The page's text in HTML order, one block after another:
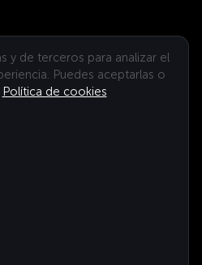
y de terceros para analizar el
Puedes aceptarlas o
Política de cookies